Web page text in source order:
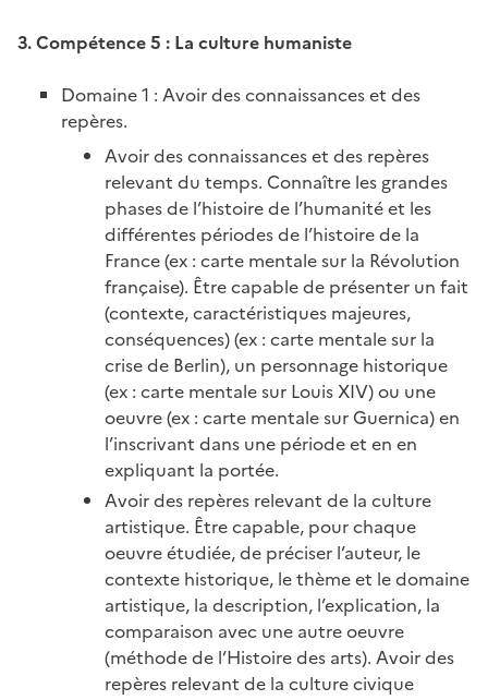
3. Compétence 5 : La culture humaniste
Domaine 1 : Avoir des connaissances et des
repères.
Avoir des connaissances et des repères
relevant du temps. Connaître les grandes
phases de l’histoire de l’humanité et les
différentes périodes de l’histoire de la
France (ex : carte mentale sur la Révolution
française). Être capable de présenter un fait
(contexte, caractéristiques majeures,
conséquences) (ex : carte mentale sur la
crise de Berlin), un personnage historique
(ex : carte mentale sur Louis XIV) ou une
oeuvre (ex : carte mentale sur Guernica) en
l’inscrivant dans une période et en en
expliquant la portée.
Avoir des repères relevant de la culture
artistique. Être capable, pour chaque
oeuvre étudiée, de préciser l’auteur, le
contexte historique, le thème et le domaine
artistique, la description, l’explication, la
comparaison avec une autre oeuvre
(méthode de l’Histoire des arts). Avoir des
repères relevant de la culture civique